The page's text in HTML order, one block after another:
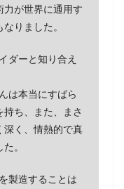
力が世界に通用す
りました。
ダーと知り合え
は本当にすばら
ち、また、まさ
深く、情熱的で真
。
製造することは